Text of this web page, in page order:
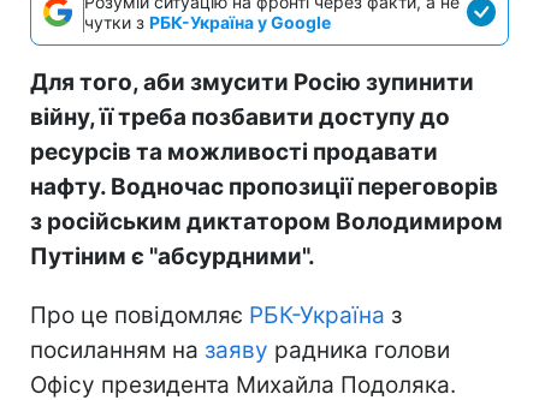
чутки з РБК-Україна у Google
Для того, аби змусити Росію зупинити
війну, її треба позбавити доступу до
ресурсів та можливості продавати
нафту. Водночас пропозиції переговорів
з російським диктатором Володимиром
Путіним є "абсурдними".
Про це повідомляє РБК-Україна з
посиланням на заяву радника голови
Офісу президента Михайла Подоляка.